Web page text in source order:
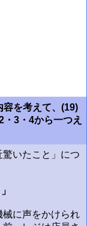
容を考えて、(19)
3・4から一つえ
いたこと」につ
に声をかけられ